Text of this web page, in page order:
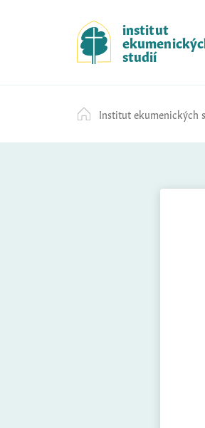
k
i
p
t
c
o
institut
studií
Institut ekumenických